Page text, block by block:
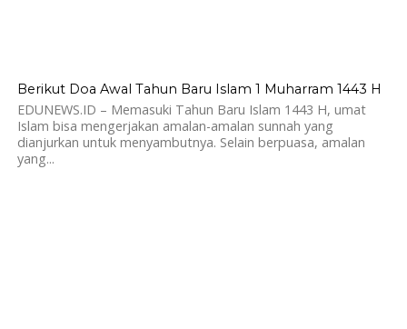
775
Berikut Doa Awal Tahun Baru Islam 1 Muharram 1443 H
EDUNEWS.ID – Memasuki Tahun Baru Islam 1443 H, umat
Islam bisa mengerjakan amalan-amalan sunnah yang
dianjurkan untuk menyambutnya. Selain berpuasa, amalan
yang...